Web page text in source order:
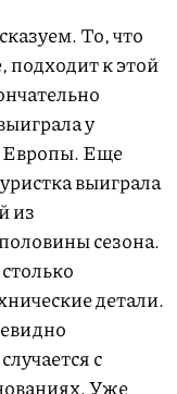
То, что
подходит к этой
у
Европы. Еще
выиграла
из
сезона.
детали.
с
Уже